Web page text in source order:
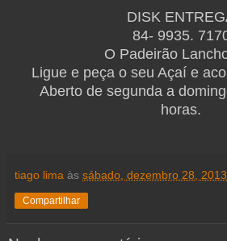
DISK
84- 9935.
O Padeirão
Ligue e peça o seu Açaí e
Aberto de segunda a
horas.
tiago lima às sábado, dezembro 28, 2013
Compartilhar